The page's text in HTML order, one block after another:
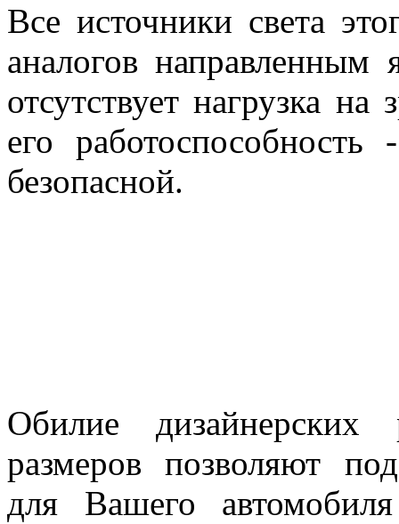
Все источники света
аналогов направленным
отсутствует нагрузка на
его
безопасной.
Обилие
размеров позволяют
для Вашего